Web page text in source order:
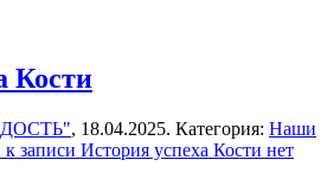
Кости
, 18.04.2025. Категория: Наши
к записи История успеха Кости нет